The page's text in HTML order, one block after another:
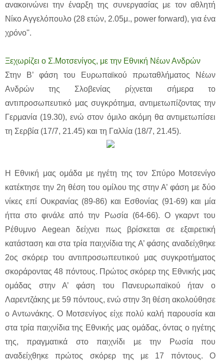
ανακοινώνει την έναρξη της συνεργασίας με τον αθλητή
Νίκο Αγγελόπουλο (28 ετών, 2.05μ., power forward), για ένα
χρόνο''.
Ξεχωρίζει ο Σ.Μοτσενίγος, με την Εθνική Νέων Ανδρών
Στην Β’ φάση του Ευρωπαϊκού πρωταθλήματος Νέων
Ανδρών της Σλοβενίας ρίχνεται σήμερα το
αντιπροσωπευτικό μας συγκρότημα, αντιμετωπίζοντας την
Γερμανία (19.30), ενώ στον όμιλο ακόμη θα αντιμετωπίσει
τη Σερβία (17/7, 21.45) και τη Γαλλία (18/7, 21.45).
Η Εθνική μας ομάδα με ηγέτη της τον Σπύρο Μοτσενίγο
κατέκτησε την 2η θέση του ομίλου της στην Α’ φάση με δύο
νίκες επί Ουκρανίας (89-86) και Εσθονίας (91-69) και μία
ήττα στο φινάλε από την Ρωσία (64-66). Ο γκαρντ του
Ρέθυμνο Aegean δείχνει πως βρίσκεται σε εξαιρετική
κατάσταση και στα τρία παιχνίδια της Α’ φάσης αναδείχθηκε
2ος σκόρερ του αντιπροσωπευτικού μας συγκροτήματος
σκοράροντας 48 πόντους. Πρώτος σκόρερ της Εθνικής μας
ομάδας στην Α’ φάση του Πανευρωπαϊκού ήταν ο
Λαρεντζάκης με 59 πόντους, ενώ στην 3η θέση ακολούθησε
ο Αντωνάκης. Ο Μοτσενίγος είχε πολύ καλή παρουσία και
στα τρία παιχνίδια της Εθνικής μας ομάδας, όντας ο ηγέτης
της, πραγματικά στο παιχνίδι με την Ρωσία που
αναδείχθηκε πρώτος σκόρερ της με 17 πόντους. Ο